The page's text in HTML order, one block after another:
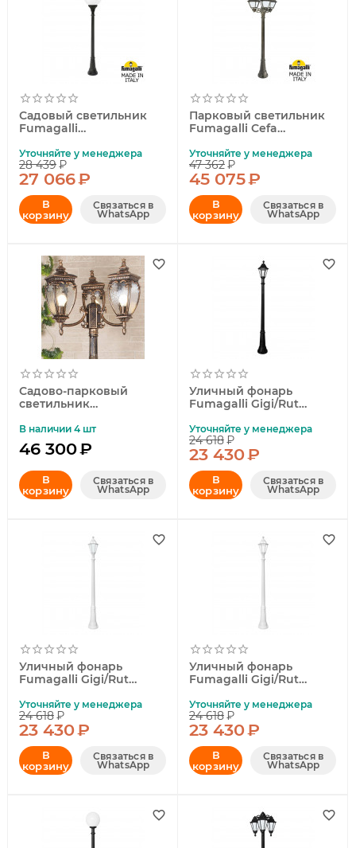
Садовый светильник
Fumagalli
Уточняйте у менеджера
28 439₽
27 066₽
В
корзину
Связаться в
WhatsApp
Парковый светильник
Fumagalli Cefa
Уточняйте у менеджера
47 362₽
45 075₽
В
корзину
Связаться в
WhatsApp
Садово-парковый
светильник
Andromeda F/3 (GLYF-
8024F/3) 4690389042713
В наличии 4 шт
46 300₽
В
корзину
Связаться в
WhatsApp
Уличный фонарь
Fumagalli Gigi/Rut
Уточняйте у менеджера
24 618₽
23 430₽
В
корзину
Связаться в
WhatsApp
Уличный фонарь
Fumagalli Gigi/Rut
Уточняйте у менеджера
24 618₽
23 430₽
В
корзину
Связаться в
WhatsApp
Уличный фонарь
Fumagalli Gigi/Rut
Уточняйте у менеджера
24 618₽
23 430₽
В
корзину
Связаться в
WhatsApp